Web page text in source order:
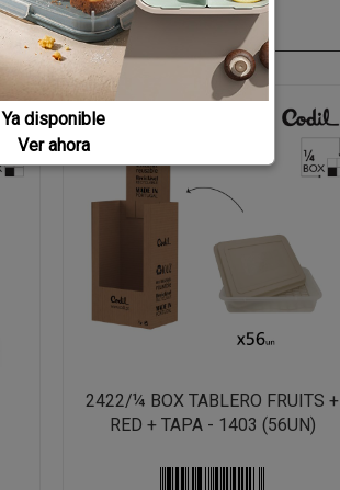
2422/¼ BOX TABLERO FRUITS +
RED + TAPA - 1403 (56UN)
Ya disponible
Ver ahora